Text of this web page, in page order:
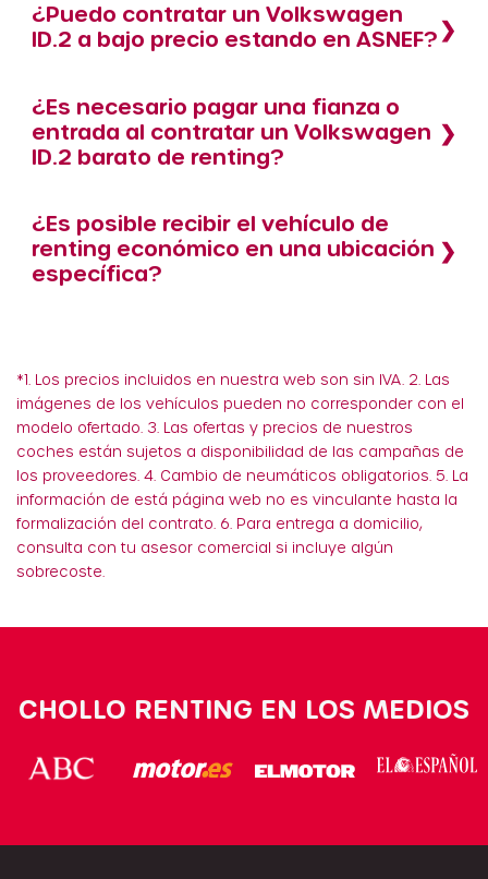
¿Puedo contratar un Volkswagen
ID.2 a bajo precio estando en ASNEF?
¿Es necesario pagar una fianza o
entrada al contratar un Volkswagen
ID.2 barato de renting?
¿Es posible recibir el vehículo de
renting económico en una ubicación
específica?
*1. Los precios incluidos en nuestra web son sin IVA. 2. Las
imágenes de los vehículos pueden no corresponder con el
modelo ofertado. 3. Las ofertas y precios de nuestros
coches están sujetos a disponibilidad de las campañas de
los proveedores. 4. Cambio de neumáticos obligatorios. 5. La
información de está página web no es vinculante hasta la
formalización del contrato. 6. Para entrega a domicilio,
consulta con tu asesor comercial si incluye algún
sobrecoste.
CHOLLO RENTING EN LOS MEDIOS